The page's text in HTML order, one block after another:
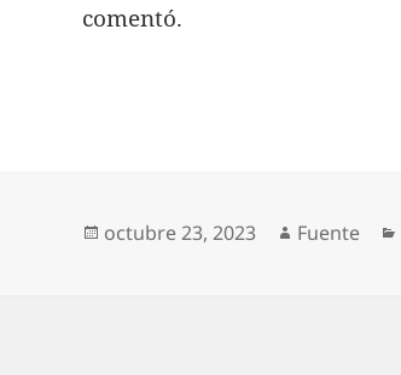
comentó.
Publicado
octubre 23, 2023 Autor
Fuente